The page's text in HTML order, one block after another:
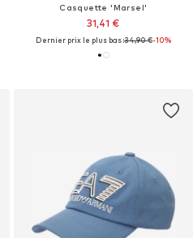
Casquette 'Marsel'
31,41 €
Dernier prix le plus bas :34,90 €-10%